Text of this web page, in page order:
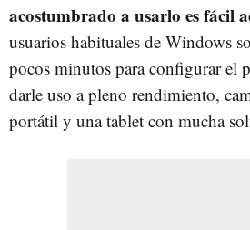
acostumbrado a usarlo es fácil
usuarios habituales de Windows
pocos minutos para configurar el
darle uso a pleno rendimiento,
portátil y una tablet con mucha